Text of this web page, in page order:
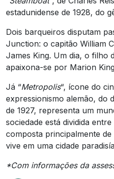
estadunidense de 1928, do
Dois barqueiros disputam
Junction: o capitão William
James King. Um dia, o filho
apaixona-se por Marion
Já “Metropolis“, ícone do
expressionismo alemão, do
de 1927, representa um
sociedade está dividida
composta principalmente
vive em uma cidade
*Com informações da